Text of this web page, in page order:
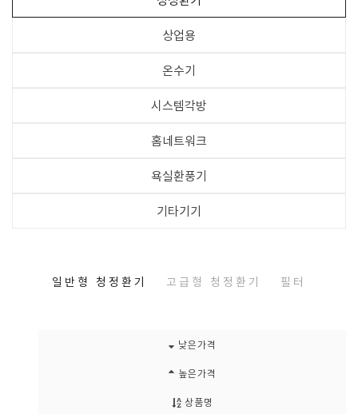
상업용
온수기
시스템각방
홈네트워크
욕실환풍기
기타기기
일반형 청정환기 고급형 청정환기 필터
낮은가격
높은가격
상품명